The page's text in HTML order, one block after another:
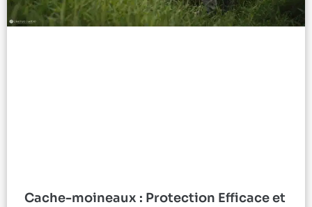
Cache-moineaux : Protection Efficace et